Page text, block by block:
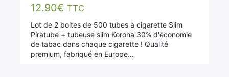
Note5.00
sur 5
12.90€ TTC
Lot de 2 boites de 500 tubes à cigarette Slim
Piratube + tubeuse slim Korona 30% d'économie
de tabac dans chaque cigarette ! Qualité
premium, fabriqué en Europe…